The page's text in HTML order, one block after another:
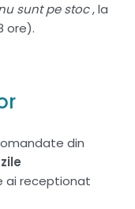
sunt pe stoc, la
ore).
din
ai receptionat